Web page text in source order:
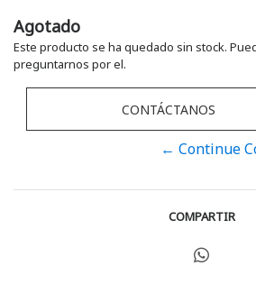
Agotado
Este producto se ha quedado sin stock.
preguntarnos por el.
CONTÁCTANOS
← Continue
COMPARTIR